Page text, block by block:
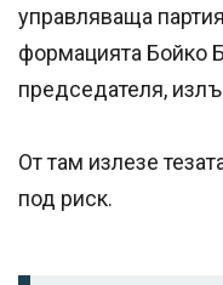
управляваща
формацията Бойко
председателя,
От там излезе
под риск.